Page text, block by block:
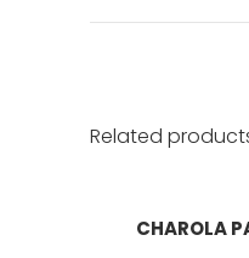
Related
CHAROLA